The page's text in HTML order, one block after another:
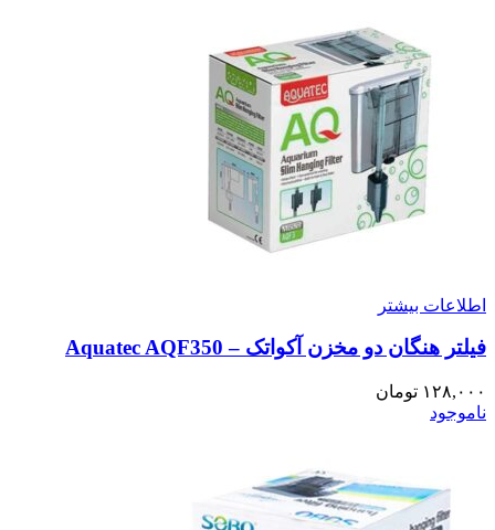
اطلاعات بیشتر
فیلتر هنگان دو مخزن آکواتک – Aquatec AQF350
۱۲۸,۰۰۰ تومان
ناموجود